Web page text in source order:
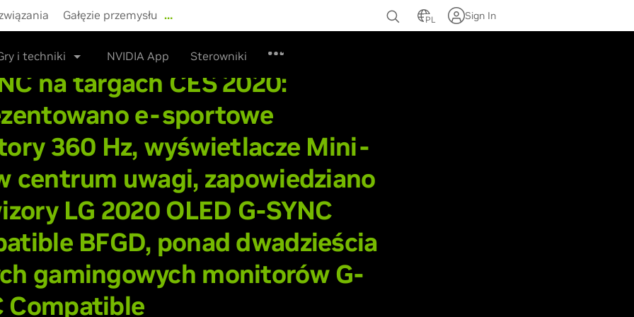
Gałęzie przemysłu …
Sklep Sterowniki Wsparcie
PL Sign In
i techniki NVIDIA App Sterowniki
na targach CES 2020:
e-sportowe
360 Hz, wyświetlacze Mini-
centrum uwagi, zapowiedziano
LG 2020 OLED G-SYNC
BFGD, ponad dwadzieścia
gamingowych monitorów G-
Compatible